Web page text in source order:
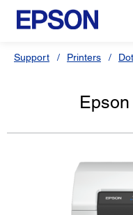
Support Printers